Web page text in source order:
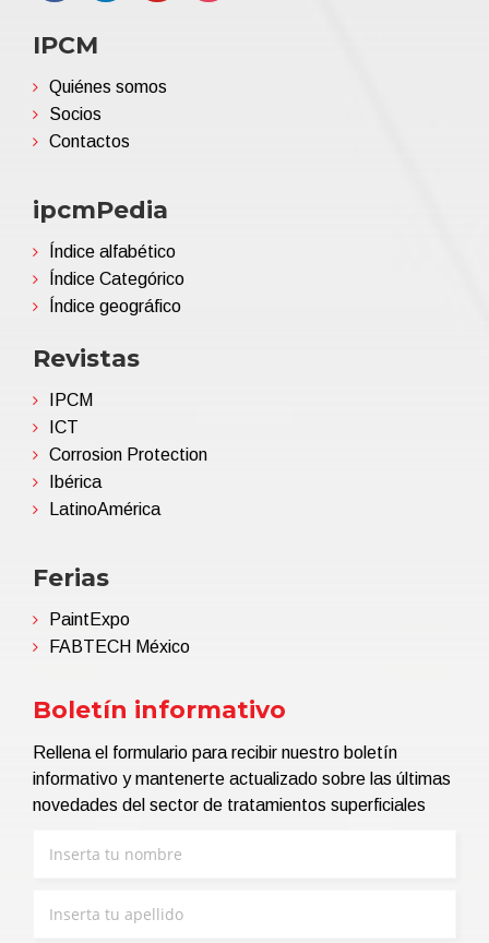
IPCM
Quiénes somos
Socios
Contactos
ipcmPedia
Índice alfabético
Índice Categórico
Índice geográfico
Revistas
IPCM
ICT
Corrosion Protection
Ibérica
LatinoAmérica
Ferias
PaintExpo
FABTECH México
Boletín informativo
Rellena el formulario para recibir nuestro boletín
informativo y mantenerte actualizado sobre las últimas
novedades del sector de tratamientos superficiales